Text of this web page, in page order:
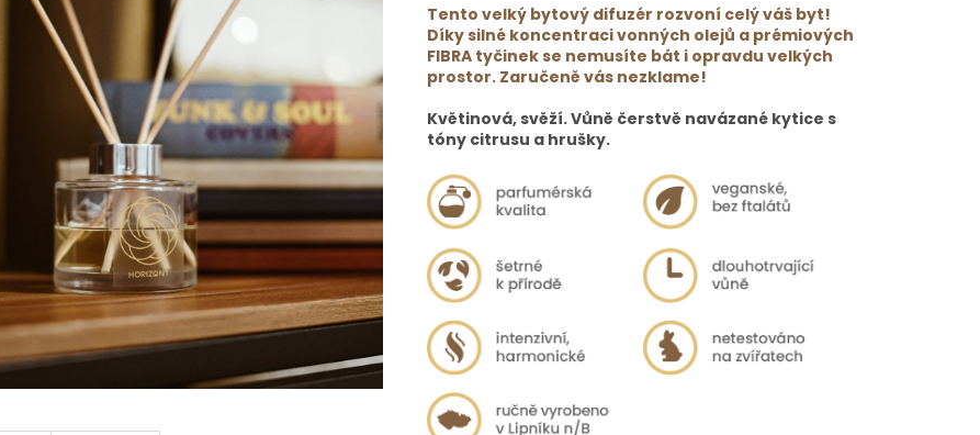
Tento velký bytový difuzér rozvoní celý váš byt!
Díky silné koncentraci vonných olejů a prémiových
FIBRA tyčinek se nemusíte bát i opravdu velkých
prostor. Zaručeně vás nezklame!
Květinová, svěží. Vůně čerstvě navázané kytice s
tóny citrusu a hrušky.